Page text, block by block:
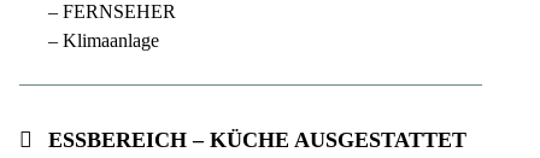
– FERNSEHER
– Klimaanlage
Essbereich – Küche ausgestattet